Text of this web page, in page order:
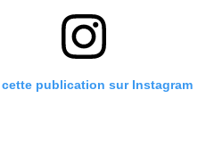
cette publication sur Instagram